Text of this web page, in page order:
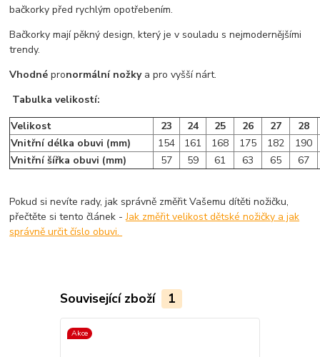
bačkorky před rychlým opotřebením.
Bačkorky mají pěkný design, který je v souladu s nejmodernějšími
trendy.
Vhodnépronormální nožky a pro vyšší nárt.
Tabulka velikostí:
Velikost
23 24 25 26 27
28
Vnitřní délka obuvi (mm)
154 161 168 175 182
190
Vnitřní šířka obuvi (mm)
57 59 61 63 65 67
Pokud si nevíte rady, jak správně změřit Vašemu dítěti nožičku,
přečtěte si tento článek -Jak změřit velikost dětské nožičky a jak
správně určit číslo obuvi.
Související zboží 1
Akce